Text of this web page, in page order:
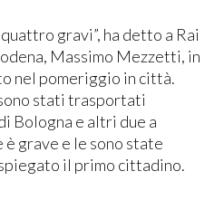
gravi”, ha detto a Rai
Massimo Mezzetti, in
nel pomeriggio in città.
stati trasportati
Bologna e altri due a
è grave e le sono state
il primo cittadino.